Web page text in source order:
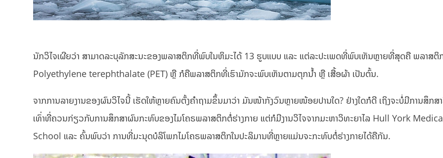
ນັກວິໄຈເຜີຍວ່າ ສາມາດລະບຸລັກສະນະຂອງພລາສຕິກທີ່ພົບໃນຫິມະໄດ້ 13 ຮູບແບບ ແລະ ແຕ່ລະປະເພດທີ່ພົບເຫັນຫຼາຍທີ່ສຸດຄື ພລາສຕິ
Polyethylene terephthalate (PET) ຫຼື ກໍຄືພລາສຕິກທີ່ເຮົາມັກຈະພົບເຫັນຕາມຕຸກນ້ຳ ຫຼື ເສື້ອຜ້າ ເປັນຕົ້ນ.
ຈາກການລາຍງານຂອງຜົນວິໄຈນີ້ ເຮັດໃຫ້ຫຼາຍຄົນຕັ້ງຄໍາຖາມຂຶ້ນມາວ່າ ມັນໜ້າກັງວົນຫຼາຍໜ້ອຍປານໃດ? ຢ່າງໃດກໍດີ ເຖິງຈະບໍ່ມີການສຶກສ
ເທົ່າທີ່ຄວນກ່ຽວກັບການສຶກສາຜົນກະທົບຂອງໄມໂຄຣພລາສຕິກຕໍ່ຮ່າງກາຍ ແຕ່ກໍມີງານວິໄຈຈາກມະຫາວິທະຍາໄລ Hull York
School ແລະ ຄົ້ນພົບວ່າ ການທີ່ມະນຸດບໍລິໂພກໄມໂຄຣພລາສຕິກໃນປະລິມານທີ່ຫຼາຍແມ່ນຈະກະທົບຕໍ່ຮ່າງກາຍໄດ້ຄືກັນ.